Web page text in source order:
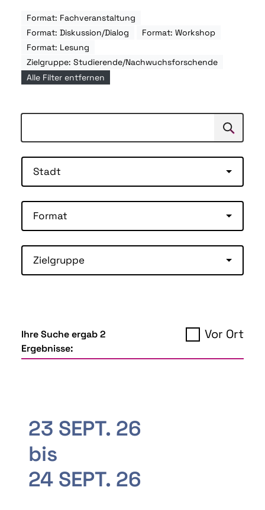
Format: Fachveranstaltung
Format: Diskussion/Dialog
Format: Workshop
Format: Lesung
Zielgruppe: Studierende/Nachwuchsforschende
Alle Filter entfernen
Suchen
Stadt
Format
Zielgruppe
Ihre Suche ergab 2
Ergebnisse:
Vor Ort
23 SEPT. 26
bis
24 SEPT. 26